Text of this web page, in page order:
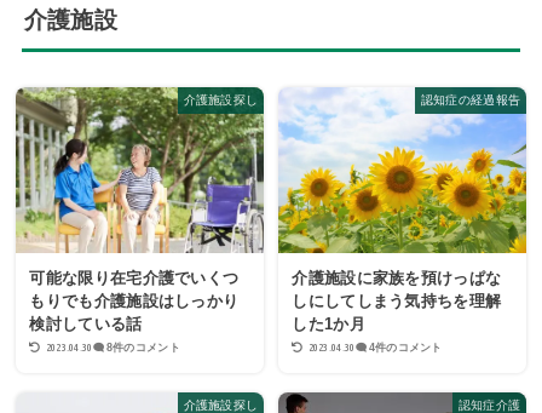
介護施設
介護施設探し
可能な限り在宅介護でいくつ
もりでも介護施設はしっかり
検討している話
2023.04.30 8件のコメント
認知症の経過報告
介護施設に家族を預けっぱな
しにしてしまう気持ちを理解
した1か月
2023.04.30 4件のコメント
介護施設探し 認知症介護